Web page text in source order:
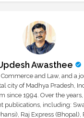
Awasthee
and Law, and a
city of Madhya Pradesh,
since 1994. Over the
publications, including:
Raj Express (Bhopal),